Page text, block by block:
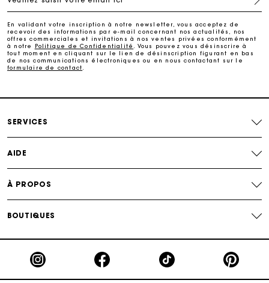
Paiement en 4x fois sans frais
Echanges & Retours offerts
Carte Cadeau Maje : la meilleure façon d'offrir le
En validant votre inscription à notre newsletter, vous acceptez de
recevoir des informations par e-mail concernant nos actualités, nos
offres commerciales et invitations à nos ventes privées conformément
à notre
Politique de Confidentialité
. Vous pouvez vous désinscrire à
tout moment en cliquant sur le lien de désinscription figurant en bas
de nos communications électroniques ou en nous contactant sur le
formulaire de contact
SERVICES
AIDE
À PROPOS
BOUTIQUES